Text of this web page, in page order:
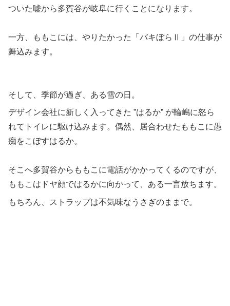
ついた嘘から多賀谷が岐阜に行くことになります。
一方、ももこには、やりたかった「バキぼらⅡ」の仕事が
舞込みます。
そして、季節が過ぎ、ある雪の日。
デザイン会社に新しく入ってきた ”はるか” が輪嶋に怒ら
れてトイレに駆け込みます。偶然、居合わせたももこに愚
痴をこぼすはるか。
そこへ多賀谷からももこに電話がかかってくるのですが、
ももこはドヤ顔ではるかに向かって、ある一言放ちます。
もちろん、ストラップは不気味なうさぎのままで。